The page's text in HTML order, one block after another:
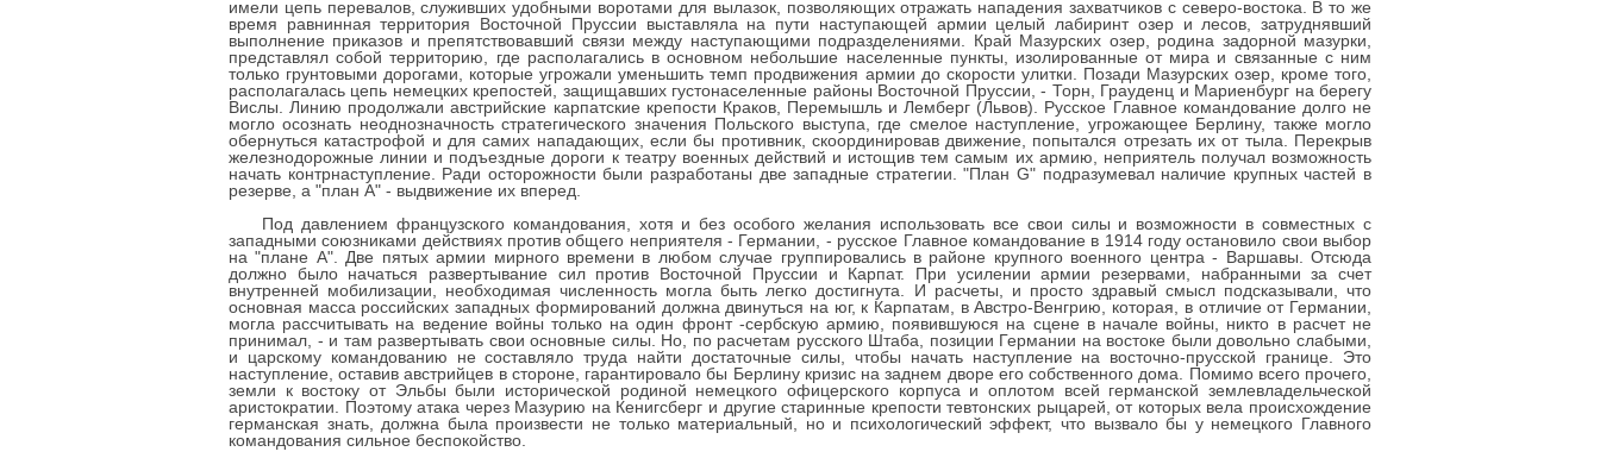
имели цепь перевалов, служивших удобными воротами для вылазок, позволяющих отражать нападения захватчиков с северо-востока. В то же
время равнинная территория Восточной Пруссии выставляла на пути наступающей армии целый лабиринт озер и лесов, затруднявший
выполнение приказов и препятствовавший связи между наступающими подразделениями. Край Мазурских озер, родина задорной мазурки,
представлял собой территорию, где располагались в основном небольшие населенные пункты, изолированные от мира и связанные с ним
только грунтовыми дорогами, которые угрожали уменьшить темп продвижения армии до скорости улитки. Позади Мазурских озер, кроме того,
располагалась цепь немецких крепостей, защищавших густонаселенные районы Восточной Пруссии, - Торн, Грауденц и Мариенбург на берегу
Вислы. Линию продолжали австрийские карпатские крепости Краков, Перемышль и Лемберг (Львов). Русское Главное командование долго не
могло осознать неоднозначность стратегического значения Польского выступа, где смелое наступление, угрожающее Берлину, также могло
обернуться катастрофой и для самих нападающих, если бы противник, скоординировав движение, попытался отрезать их от тыла. Перекрыв
железнодорожные линии и подъездные дороги к театру военных действий и истощив тем самым их армию, неприятель получал возможность
начать контрнаступление. Ради осторожности были разработаны две западные стратегии. "План G" подразумевал наличие крупных частей в
резерве, а "план А" - выдвижение их вперед.
Под давлением французского командования, хотя и без особого желания использовать все свои силы и возможности в совместных с
западными союзниками действиях против общего неприятеля - Германии, - русское Главное командование в 1914 году остановило свои выбор
на "плане А". Две пятых армии мирного времени в любом случае группировались в районе крупного военного центра - Варшавы. Отсюда
должно было начаться развертывание сил против Восточной Пруссии и Карпат. При усилении армии резервами, набранными за счет
внутренней мобилизации, необходимая численность могла быть легко достигнута. И расчеты, и просто здравый смысл подсказывали, что
основная масса российских западных формирований должна двинуться на юг, к Карпатам, в Австро-Венгрию, которая, в отличие от Германии,
могла рассчитывать на ведение войны только на один фронт -сербскую армию, появившуюся на сцене в начале войны, никто в расчет не
принимал, - и там развертывать свои основные силы. Но, по расчетам русского Штаба, позиции Германии на востоке были довольно слабыми,
и царскому командованию не составляло труда найти достаточные силы, чтобы начать наступление на восточно-прусской границе. Это
наступление, оставив австрийцев в стороне, гарантировало бы Берлину кризис на заднем дворе его собственного дома. Помимо всего прочего,
земли к востоку от Эльбы были исторической родиной немецкого офицерского корпуса и оплотом всей германской землевладельческой
аристократии. Поэтому атака через Мазурию на Кенигсберг и другие старинные крепости тевтонских рыцарей, от которых вела происхождение
германская знать, должна была произвести не только материальный, но и психологический эффект, что вызвало бы у немецкого Главного
командования сильное беспокойство.